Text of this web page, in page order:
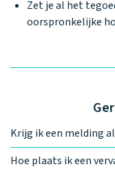
Zet je al het
oorspronkelijke
Krijg ik een melding
Hoe plaats ik een